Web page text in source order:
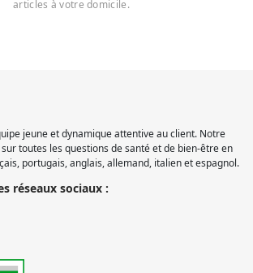
articles à votre domicile.
jeune et dynamique attentive au client. Notre
toutes les questions de santé et de bien-être en
portugais, anglais, allemand, italien et espagnol.
réseaux sociaux :